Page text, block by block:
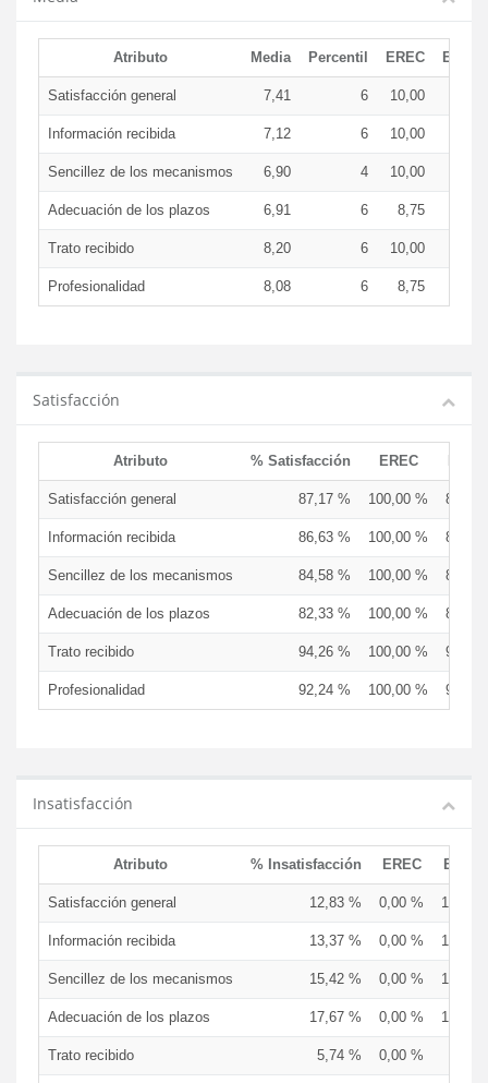
Atributo Media Percentil EREC
Satisfacción general 7,41 6 10,00
Información recibida 7,12 6 10,00
Sencillez de los mecanismos 6,90 4 10,00
Adecuación de los plazos 6,91 6 8,75
Trato recibido 8,20 6 10,00
Profesionalidad 8,08 6 8,75
Satisfacción
Atributo % Satisfacción EREC
Satisfacción general 87,17 % 100,00 % 83,33
Información recibida 86,63 % 100,00 % 83,33
Sencillez de los mecanismos 84,58 % 100,00 % 87,50
Adecuación de los plazos 82,33 % 100,00 % 83,33
Trato recibido 94,26 % 100,00 % 91,67
Profesionalidad 92,24 % 100,00 % 91,67
Insatisfacción
Atributo % Insatisfacción EREC
Satisfacción general 12,83 % 0,00 % 16,67
Información recibida 13,37 % 0,00 % 16,67
Sencillez de los mecanismos 15,42 % 0,00 % 12,50
Adecuación de los plazos 17,67 % 0,00 % 16,67
Trato recibido 5,74 % 0,00 %